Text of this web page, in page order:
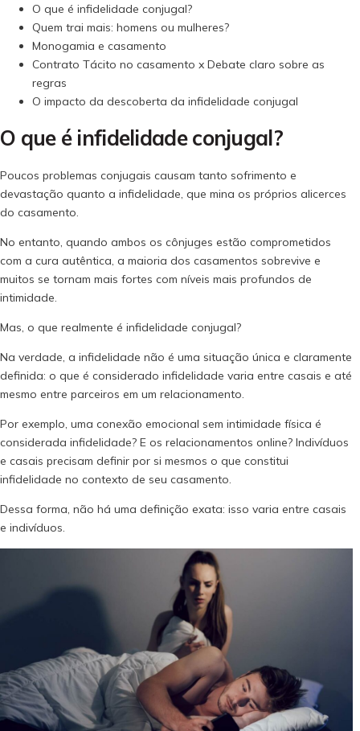
O que é infidelidade conjugal?
Quem trai mais: homens ou mulheres?
Monogamia e casamento
Contrato Tácito no casamento x Debate claro sobre as
regras
O impacto da descoberta da infidelidade conjugal
O que é infidelidade conjugal?
Poucos problemas conjugais causam tanto sofrimento e
devastação quanto a infidelidade, que mina os próprios alicerces
do casamento.
No entanto, quando ambos os cônjuges estão comprometidos
com a cura autêntica, a maioria dos casamentos sobrevive e
muitos se tornam mais fortes com níveis mais profundos de
intimidade.
Mas, o que realmente é infidelidade conjugal?
Na verdade, a infidelidade não é uma situação única e claramente
definida: o que é considerado infidelidade varia entre casais e até
mesmo entre parceiros em um relacionamento.
Por exemplo, uma conexão emocional sem intimidade física é
considerada infidelidade? E os relacionamentos online? Indivíduos
e casais precisam definir por si mesmos o que constitui
infidelidade no contexto de seu casamento.
Dessa forma, não há uma definição exata: isso varia entre casais
e indivíduos.